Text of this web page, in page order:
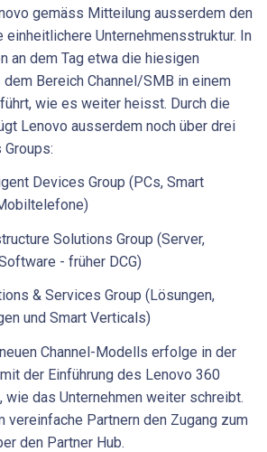
gemäss Mitteilung ausserdem den
Unternehmensstruktur. In
an dem Tag etwa die hiesigen
Bereich Channel/SMB in einem
wie es weiter heisst. Durch die
Lenovo ausserdem noch über drei
Devices Group (PCs, Smart
Solutions Group (Server,
- früher DCG)
& Services Group (Lösungen,
und Smart Verticals)
Channel-Modells erfolge in der
der Einführung des Lenovo 360
wie das Unternehmen weiter schreibt.
vereinfache Partnern den Zugang zum
den Partner Hub.